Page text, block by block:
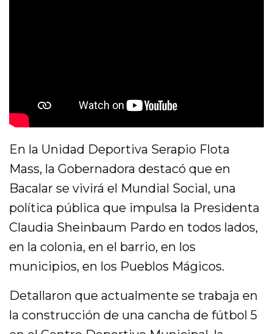
En la Unidad Deportiva Serapio Flota
Mass, la Gobernadora destacó que en
Bacalar se vivirá el Mundial Social, una
política pública que impulsa la Presidenta
Claudia Sheinbaum Pardo en todos lados,
en la colonia, en el barrio, en los
municipios, en los Pueblos Mágicos.
Detallaron que actualmente se trabaja en
la construcción de una cancha de fútbol 5